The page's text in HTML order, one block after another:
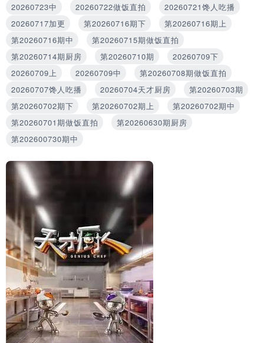
20260723中
20260722做饭直拍
20260721馋人吃播
20260717加更
第20260716期下
第20260716期上
第20260716期中
第20260715期做饭直拍
第20260714期厨房
第20260710期
20260709下
20260709上
20260709中
第20260708期做饭直拍
20260707馋人吃播
20260704天才厨房
第20260703期
第20260702期下
第20260702期上
第20260702期中
第20260701期做饭直拍
第20260630期厨房
第202600730期中